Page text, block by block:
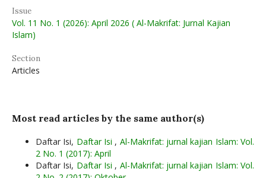
Issue
Vol. 11 No. 1 (2026): April 2026 ( Al-Makrifat: Jurnal Kajian
Islam)
Section
Articles
Most read articles by the same author(s)
Daftar Isi, Daftar Isi , Al-Makrifat: jurnal kajian Islam: Vol.
2 No. 1 (2017): April
Daftar Isi, Daftar Isi , Al-Makrifat: jurnal kajian Islam: Vol.